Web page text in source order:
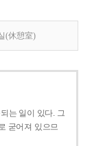
(休憩室)
는 일이 있다. 그
굳어져 있으므